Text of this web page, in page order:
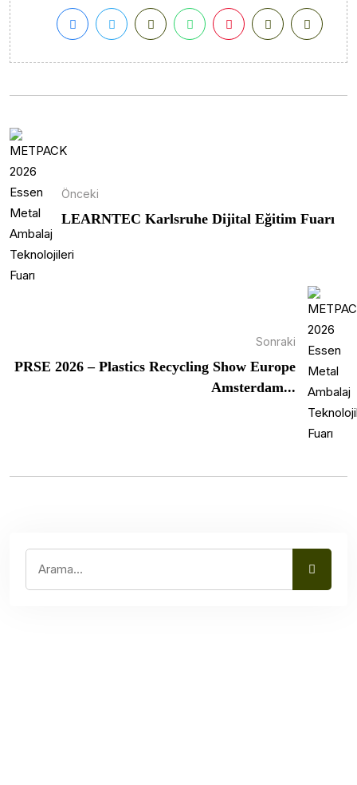
Önceki
LEARNTEC Karlsruhe Dijital Eğitim Fuarı
Sonraki
PRSE 2026 – Plastics Recycling Show Europe
Amsterdam...